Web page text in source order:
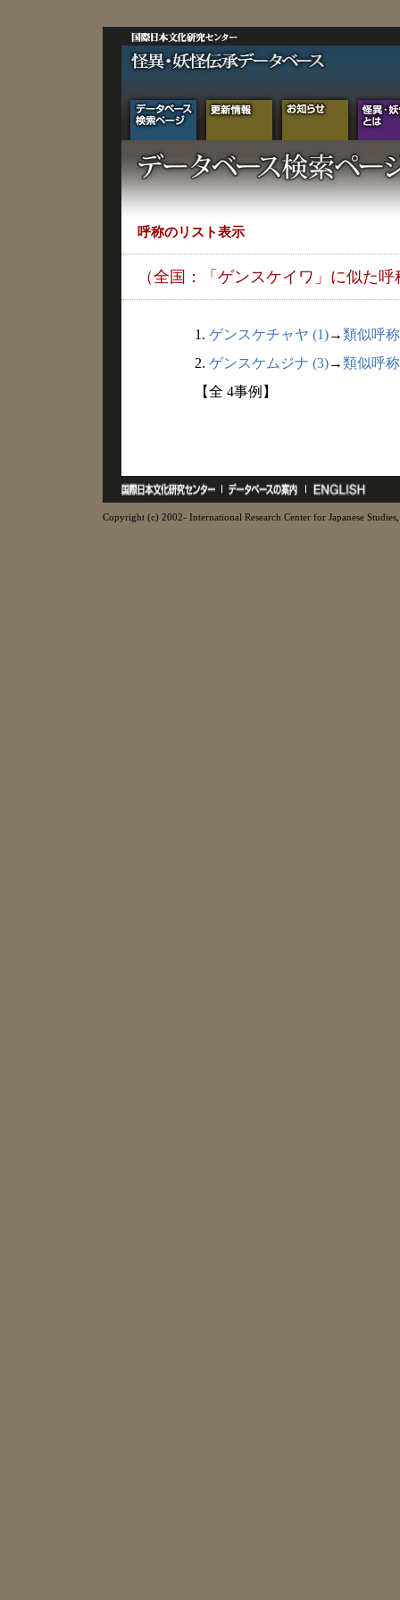
呼称のリスト表示
（全国：「ゲンスケイワ」に似た呼
1. ゲンスケチャヤ (1)→類似呼称
2. ゲンスケムジナ (3)→類似呼称
【全 4事例】
Copyright (c) 2002- International Research Center for Japanese